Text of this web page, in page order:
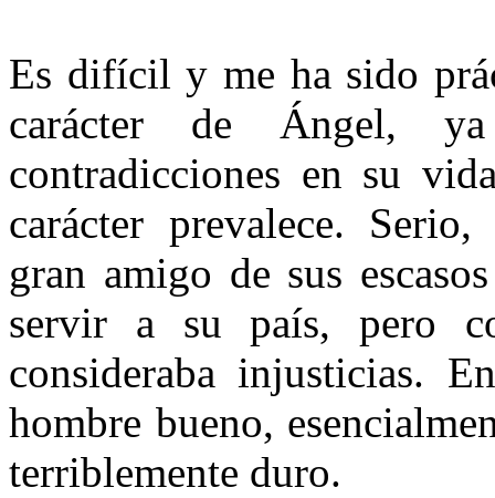
Es difícil y me ha sido
carácter de Ángel,
contradicciones en su
carácter prevalece.
gran amigo de sus
servir a su país, pero
consideraba injusticias.
hombre bueno,
terriblemente duro.